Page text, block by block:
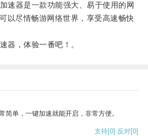
器是一款功能强大、易于使用的网
以尽情畅游网络世界，享受高速畅快
，体验一番吧！。
简单，一键加速就能开启，非常方便。
支持[0] 反对[0]